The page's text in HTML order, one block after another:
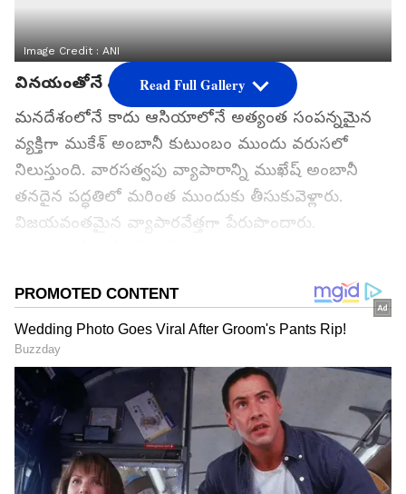
Image Credit :ANI
వినయంతోనే విజయం
మనదేశంలోనే కాదు ఆసియాలోనే అత్యంత సంపన్నమైన
వ్యక్తిగా ముకేశ్ అంబానీ కుటుంబం ముందు వరుసలో
నిలుస్తుంది. వారసత్వపు వ్యాపారాన్ని ముఖేష్ అంబానీ
తనదైన పద్ధతిలో మరింత ముందుకు తీసుకువెళ్లారు.
విజయవంతమైన వ్యాపారవేత్తగా పేరుపొందారు.
సులువుగా అందుకోలేదు. అందుకోసం అతను ఎంతో
కష్టపడ్డారు. ముఖ్యంగా వినయంతోనే ప్రతి పనిని పూర్తి
చేశారు.
గూగుల్‌లో ఆసక్తికరమైన సమాచారం కోసం ఏసియానెట్ తెలుగు
ను మీ ఫ్రిఫర్డ్ సోర్స్ గా ఎంచుకోండి
Read Full Gallery